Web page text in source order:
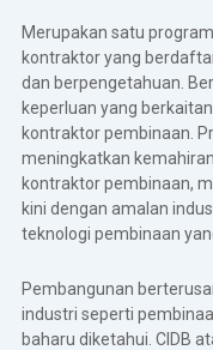
Merupakan satu
kontraktor yang
dan berpengetahuan.
keperluan yang
kontraktor pembinaan.
meningkatkan
kontraktor pembinaan,
kini dengan amalan
teknologi pembinaan
Pembangunan
industri seperti
baharu diketahui. CIDB